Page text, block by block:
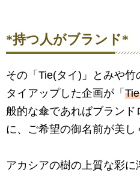
*持つ人がブランド*
その「Tie(タイ)」とみや
タイアップした企画が「
般的な傘であればブランド
に、ご希望の御名前が美し
アカシアの樹の上質な彩に